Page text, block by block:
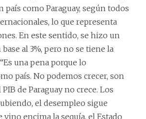
como Paraguay, según todos
lo que representa
En este sentido, se hizo un
al 3%, pero no se tiene la
una pena porque lo
país. No podemos crecer, son
de Paraguay no crece. Los
el desempleo sigue
vino encima la sequía, el Estado